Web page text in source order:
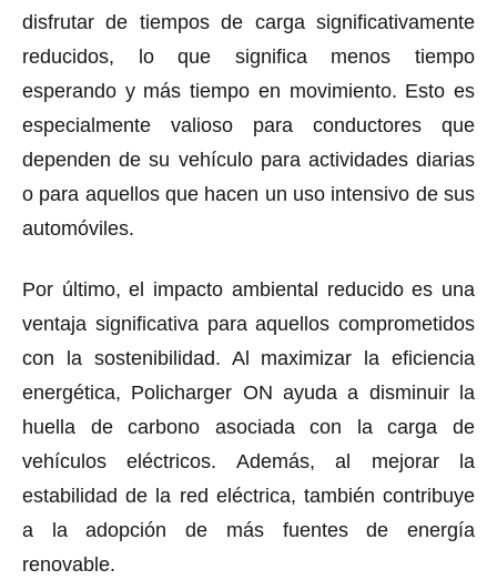
disfrutar de tiempos de carga significativamente
reducidos, lo que significa menos tiempo
esperando y más tiempo en movimiento. Esto es
especialmente valioso para conductores que
dependen de su vehículo para actividades diarias
o para aquellos que hacen un uso intensivo de sus
automóviles.
Por último, el impacto ambiental reducido es una
ventaja significativa para aquellos comprometidos
con la sostenibilidad. Al maximizar la eficiencia
energética, Policharger ON ayuda a disminuir la
huella de carbono asociada con la carga de
vehículos eléctricos. Además, al mejorar la
estabilidad de la red eléctrica, también contribuye
a la adopción de más fuentes de energía
renovable.